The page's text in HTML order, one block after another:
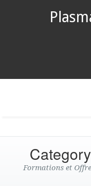
Formations et